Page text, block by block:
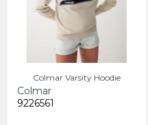
Colmar Varsity Hoodie
Colmar
9226561